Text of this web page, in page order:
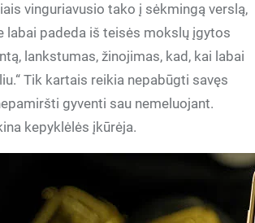
vinguriavusio tako į sėkmingą verslą,
labai padeda iš teisės mokslų įgytos
lankstumas, žinojimas, kad, kai labai
Tik kartais reikia nepabūgti savęs
gyventi sau nemeluojant.
kepyklėlės įkūrėja.